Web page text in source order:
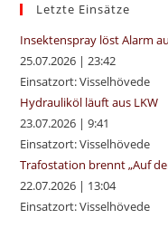
Letzte Einsätze
Insektenspray löst Alarm
25.07.2026 |23:42
Einsatzort: Visselhövede
Hydrauliköl läuft aus LKW
23.07.2026 |9:41
Einsatzort: Visselhövede
Trafostation brennt „Auf
22.07.2026 | 13:04
Einsatzort: Visselhövede